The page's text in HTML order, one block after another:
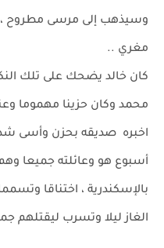
وسيذهب إلى مرسى مطروح
مغري ..
كان خالد يضحك على تلك
محمد وكان حزينا مهموما
اخبره صديقه بحزن وأسى
أسبوع هو وعائلته جميعا
بالإسكندرية ، اختناقا
الغاز ليلا وتسرب ليقتلهم